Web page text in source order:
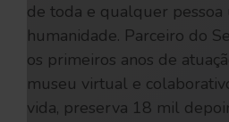
de toda e qualquer
humanidade. Parceiro do
os primeiros anos de
museu virtual e
vida, preserva 18 mil